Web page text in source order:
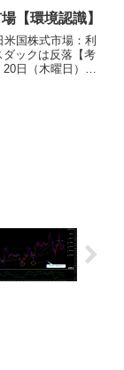
【環境認識】
米国株式市場：利
ックは反落【考
日（木曜日）に3